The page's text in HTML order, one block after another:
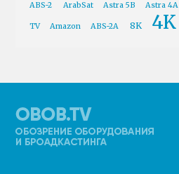
ABS-2
ArabSat Astra 5B Astra 4A
TV Amazon ABS-2A 8K 4K